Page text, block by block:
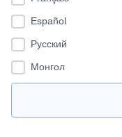
Español
Pусский
Монгол